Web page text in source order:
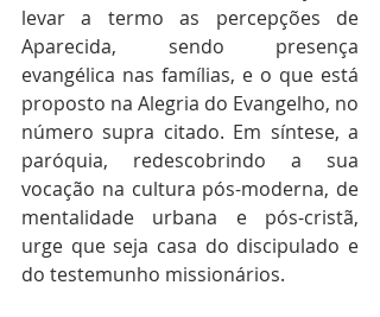
levar a termo as percepções de
Aparecida, sendo presença
evangélica nas famílias, e o que está
proposto na Alegria do Evangelho, no
número supra citado. Em síntese, a
paróquia, redescobrindo a sua
vocação na cultura pós-moderna, de
mentalidade urbana e pós-cristã,
urge que seja casa do discipulado e
do testemunho missionários.